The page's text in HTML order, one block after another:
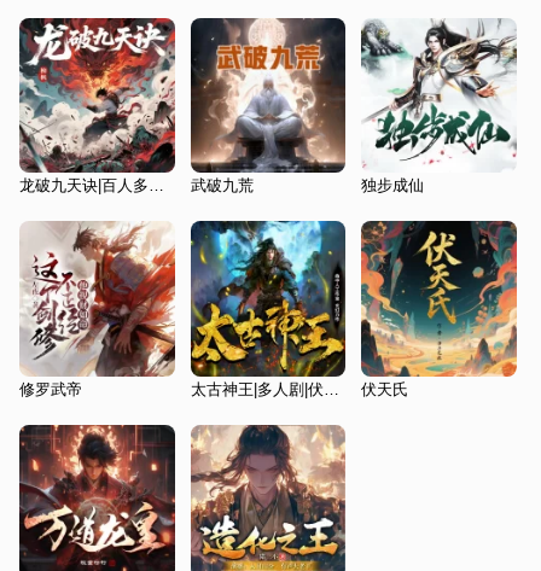
龙破九天诀|百人多播|人气玄幻|无敌流|天才废柴流|日更20 武破九荒 独步成仙
修罗武帝 伏天氏